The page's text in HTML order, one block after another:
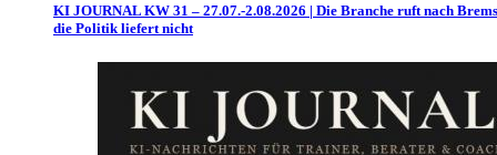
KI JOURNAL KW 31 – 27.07.-2.08.2026 | Die Branche ruft nach
die Politik liefert nicht